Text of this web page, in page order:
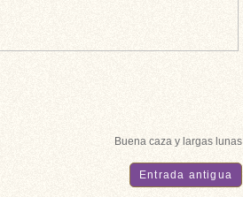
Buena caza y largas lunas
Entrada antigua